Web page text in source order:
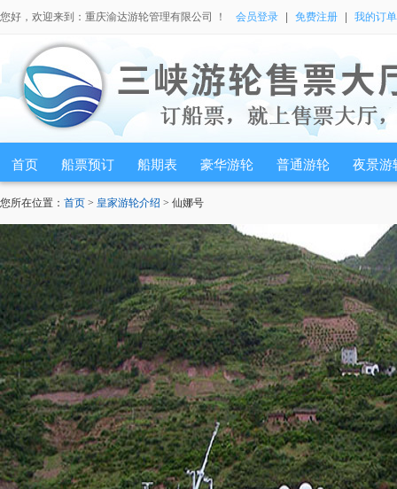
您好，欢迎来到：重庆渝达游轮管理有限公司 ！ 会员登录 免费注册 我的订单
首页 船票预订 船期表 豪华游轮 普通游轮 夜景游
您所在位置： 首页 > 皇家游轮介绍 > 仙娜号